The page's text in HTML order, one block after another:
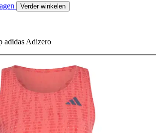
Verder winkelen
adidas Adizero